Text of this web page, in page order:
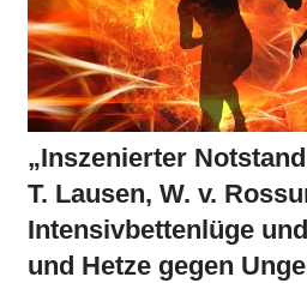
„Inszenierter
T. Lausen, W. v.
Intensivbettenlüge
und Hetze gegen